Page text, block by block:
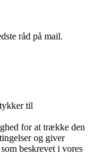
råd på mail.
til
for at trække den
og giver
beskrevet i vores